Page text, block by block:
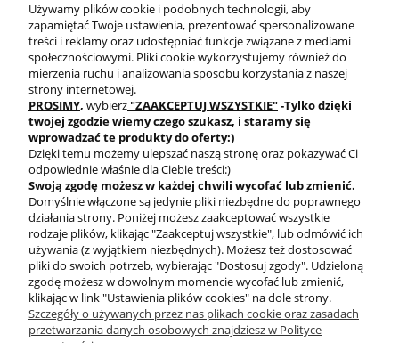
DARMOWA DOSTAWA PRODUKTY OD RĘKI
BEZPIECZNE
PŁATNOŚCI
Używamy plików cookie i podobnych technologii, aby
zapamiętać Twoje ustawienia, prezentować spersonalizowane
treści i reklamy oraz udostępniać funkcje związane z mediami
społecznościowymi. Pliki cookie wykorzystujemy również do
mierzenia ruchu i analizowania sposobu korzystania z naszej
strony internetowej.
PROSIMY, wybierz"ZAAKCEPTUJ WSZYSTKIE"-Tylko dzięki
twojej zgodziewiemy czego szukasz, i staramy się
wprowadzać te produkty do oferty:)
Dzięki temu możemy ulepszać naszą stronę oraz pokazywać Ci
odpowiednie właśnie dla Ciebie treści:)
Swoją zgodę możesz w każdej chwili wycofać lub zmienić.
Domyślnie włączone są jedynie pliki niezbędne do poprawnego
działania strony. Poniżej możesz zaakceptować wszystkie
rodzaje plików, klikając "Zaakceptuj wszystkie", lub odmówić ich
używania (z wyjątkiem niezbędnych). Możesz też dostosować
pliki do swoich potrzeb, wybierając "Dostosuj zgody". Udzieloną
zgodę możesz w dowolnym momencie wycofać lub zmienić,
klikając w link "Ustawienia plików cookies" na dole strony.
Szczegóły o używanych przez nas plikach cookie oraz zasadach
przetwarzania danych osobowych znajdziesz w Polityce